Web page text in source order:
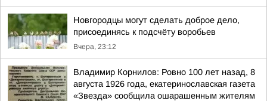
Новгородцы могут сделать доброе дело,
присоединясь к подсчёту воробьев
Вчера, 23:12
Владимир Корнилов: Ровно 100 лет назад, 8
августа 1926 года, екатеринославская газета
«Звезда» сообщила ошарашенным жителям